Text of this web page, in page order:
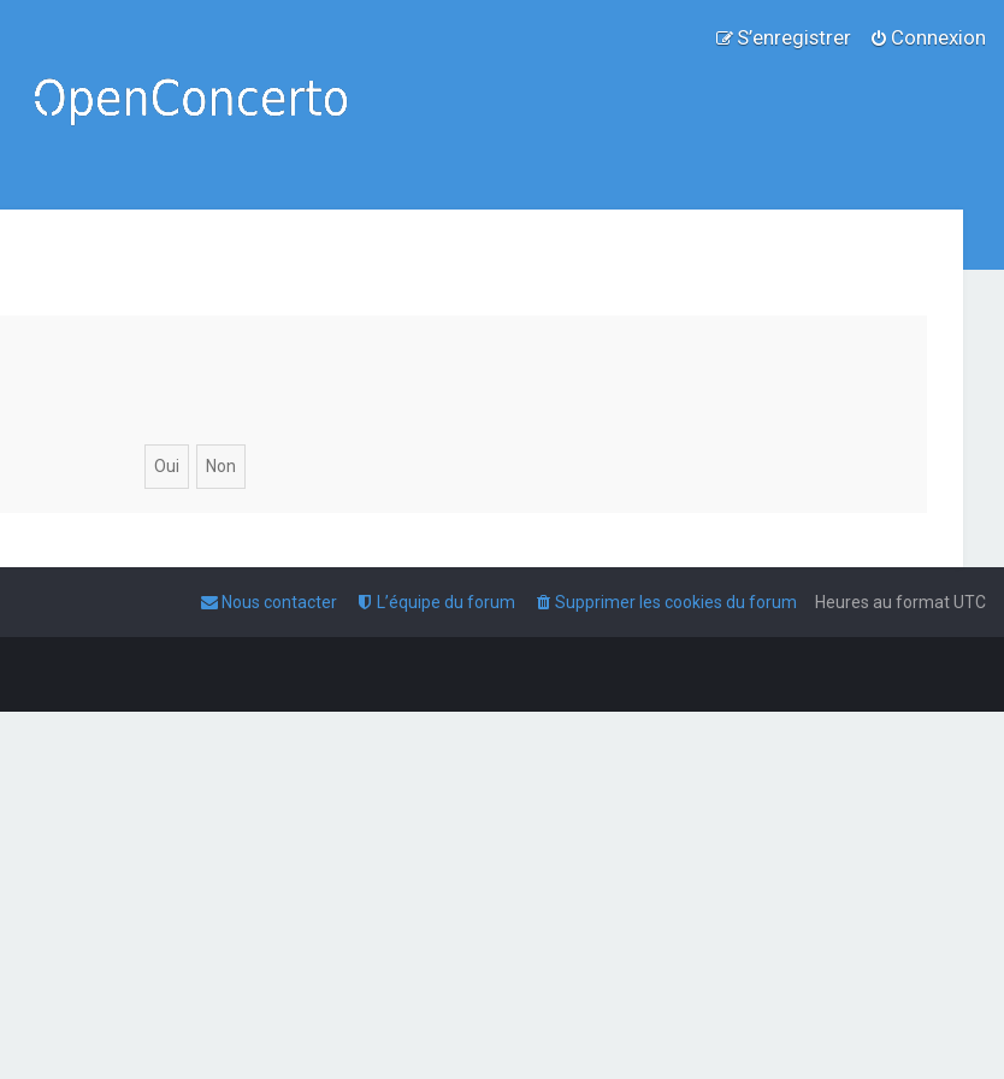
Connexion
S’enregistrer
Heures au formatUTC
Supprimer les cookies du forum
L’équipe du forum
Nous contacter